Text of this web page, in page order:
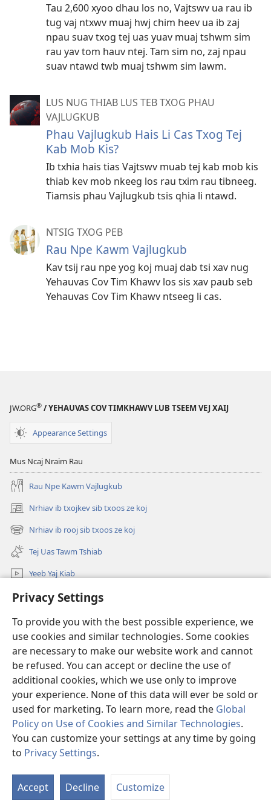
Privacy Settings
To provide you with the best possible experience, we
use cookies and similar technologies. Some cookies
are necessary to make our website work and cannot
be refused. You can accept or decline the use of
additional cookies, which we use only to improve
your experience. None of this data will ever be sold or
used for marketing. To learn more, read the Global
Policy on Use of Cookies and Similar Technologies.
You can customize your settings at any time by going
to Privacy Settings.
Accept Decline Customize
Tau 2,600 xyoo dhau los no, Vajtswv ua rau ib
tug vaj ntxwv muaj hwj chim heev ua ib zaj
npau suav txog tej uas yuav muaj tshwm sim
rau yav tom hauv ntej. Tam sim no, zaj npau
suav ntawd twb muaj tshwm sim lawm.
LUS NUG THIAB LUS TEB TXOG PHAU
VAJLUGKUB
Phau Vajlugkub Hais Li Cas Txog Tej
Kab Mob Kis?
Ib txhia hais tias Vajtswv muab tej kab mob kis
thiab kev mob nkeeg los rau txim rau tibneeg.
Tiamsis phau Vajlugkub tsis qhia li ntawd.
NTSIG TXOG PEB
Rau Npe Kawm Vajlugkub
Kav tsij rau npe yog koj muaj dab tsi xav nug
Yehauvas Cov Tim Khawv los sis xav paub seb
Yehauvas Cov Tim Khawv ntseeg li cas.
JW.ORG® / YEHAUVAS COV TIMKHAWV LUB TSEEM VEJ XAIJ
Appearance Settings
Mus Ncaj Nraim Rau
Rau Npe Kawm Vajlugkub
Nrhiav ib txojkev sib txoos ze koj
(opens
new
window)
Nrhiav ib rooj sib txoos ze koj
(opens
new
window)
Tej Uas Tawm Tshiab
Yeeb Yaj Kiab
Nrhiav
Pab Nyiaj Txiag
(opens
new
window)Phau Tsom Faj LUB VEJ XAIJ TSHAWB NRHIAV VAJLUGKUB
(opens
new
JW Hub ®
(opens
new
window)
Copyright© 2026 Watch Tower Bible and Tract Society of Pennsylvania.
TSO CAI SIV LI CAS